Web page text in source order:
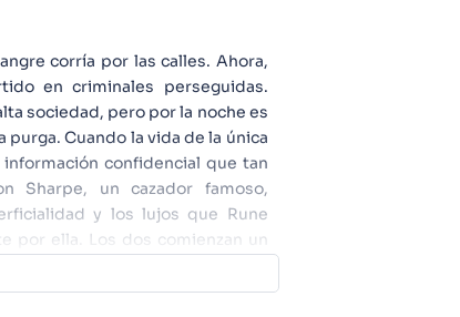
corría por las calles. Ahora,
en criminales perseguidas.
sociedad, pero por la noche es
purga. Cuando la vida de la única
confidencial que tan
Sharpe, un cazador famoso,
y los lujos que Rune
por ella. Los dos comienzan un
¿Y si Gideon descubre que